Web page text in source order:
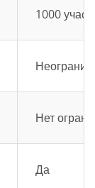
1000
Нет
Да